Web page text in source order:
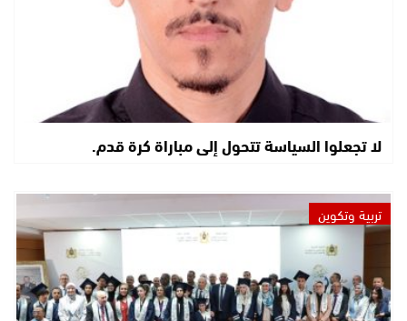
لا تجعلوا السياسة تتحول إلى مباراة كرة قدم.
تربية وتكوين